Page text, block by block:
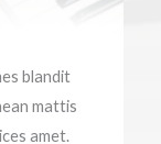
blandit
mattis
amet.